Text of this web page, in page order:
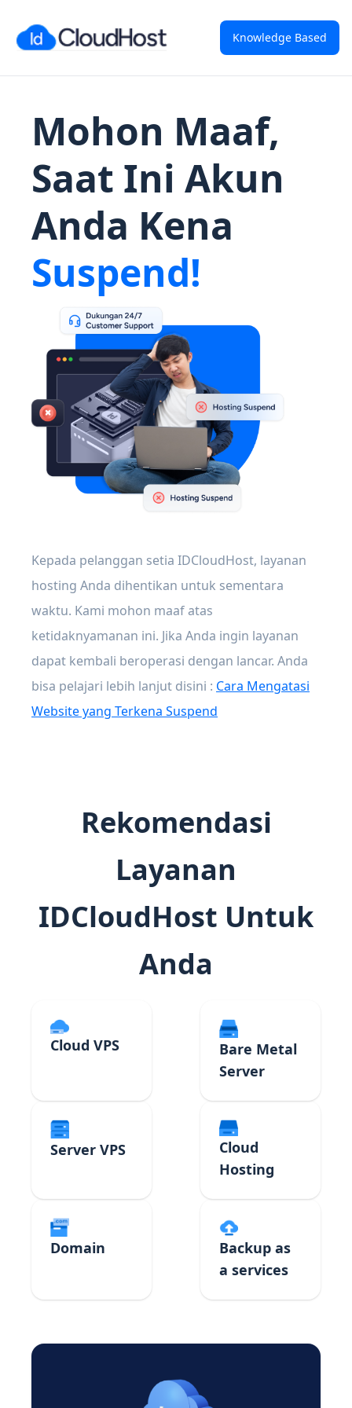
Knowledge Based
Mohon Maaf,
Saat Ini Akun
Anda Kena
Suspend!
Kepada pelanggan setia IDCloudHost, layanan
hosting Anda dihentikan untuk sementara
waktu. Kami mohon maaf atas
ketidaknyamanan ini. Jika Anda ingin layanan
dapat kembali beroperasi dengan lancar. Anda
bisa pelajari lebih lanjut disini : Cara Mengatasi
Website yang Terkena Suspend
Rekomendasi
Layanan
IDCloudHost Untuk
Anda
Cloud VPS
Bare Metal
Server
Server VPS
Cloud
Hosting
Domain
Backup as
a services